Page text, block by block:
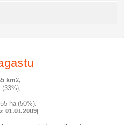
здесь:
http://www.joomla3x.ru/joomla3-
km2,
(33%),
ha (50%).
01.01.2009)